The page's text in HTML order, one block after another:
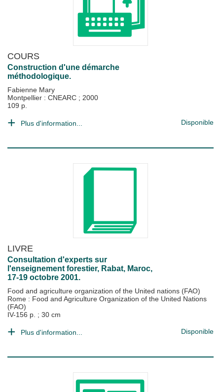
COURS
Construction d'une démarche
méthodologique.
Fabienne Mary
Montpellier : CNEARC ; 2000
109 p.
Plus d'information... Disponible
LIVRE
Consultation d'experts sur
l'enseignement forestier, Rabat, Maroc,
17-19 octobre 2001.
Food and agriculture organization of the United nations (FAO)
Rome : Food and Agriculture Organization of the United Nations
(FAO)
IV-156 p. ; 30 cm
Plus d'information... Disponible